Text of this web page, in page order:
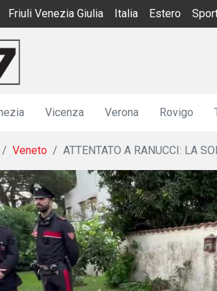
Friuli Venezia Giulia Italia Estero
Vicenza Verona Rovigo
Veneto ATTENTATO A RANUCCI: LA